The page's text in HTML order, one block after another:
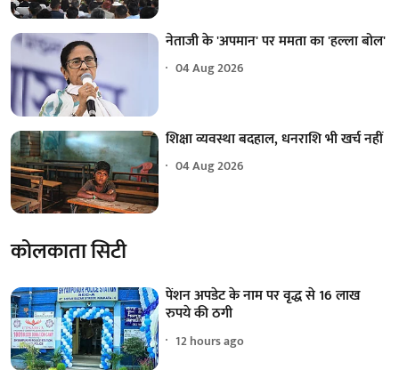
नेताजी के 'अपमान' पर ममता का 'हल्ला बोल'
04 Aug 2026
शिक्षा व्यवस्था बदहाल, धनराशि भी खर्च नहीं
04 Aug 2026
कोलकाता सिटी
पेंशन अपडेट के नाम पर वृद्ध से 16 लाख
रुपये की ठगी
12 hours ago